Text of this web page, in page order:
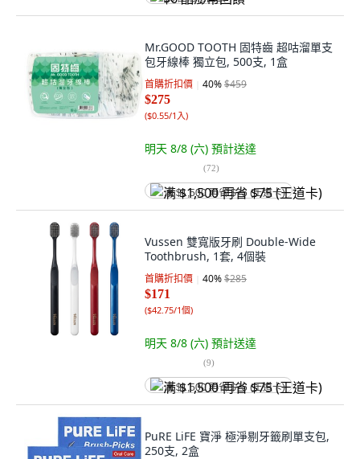
Mr.GOOD TOOTH 固特齒 超咕溜單支
包牙線棒 獨立包, 500支, 1盒
首購折扣價 40%$459
$275
($0.55/1入)
明天 8/8 (六) 預計送達
(72)
满 $1,500 再省 $75 (王道卡)
Vussen 雙寬版牙刷 Double-Wide
Toothbrush, 1套, 4個裝
首購折扣價 40%$285
$171
($42.75/1個)
明天 8/8 (六) 預計送達
(9)
满 $1,500 再省 $75 (王道卡)
PuRE LiFE 寶淨 極淨剔牙籤刷單支包,
250支, 2盒